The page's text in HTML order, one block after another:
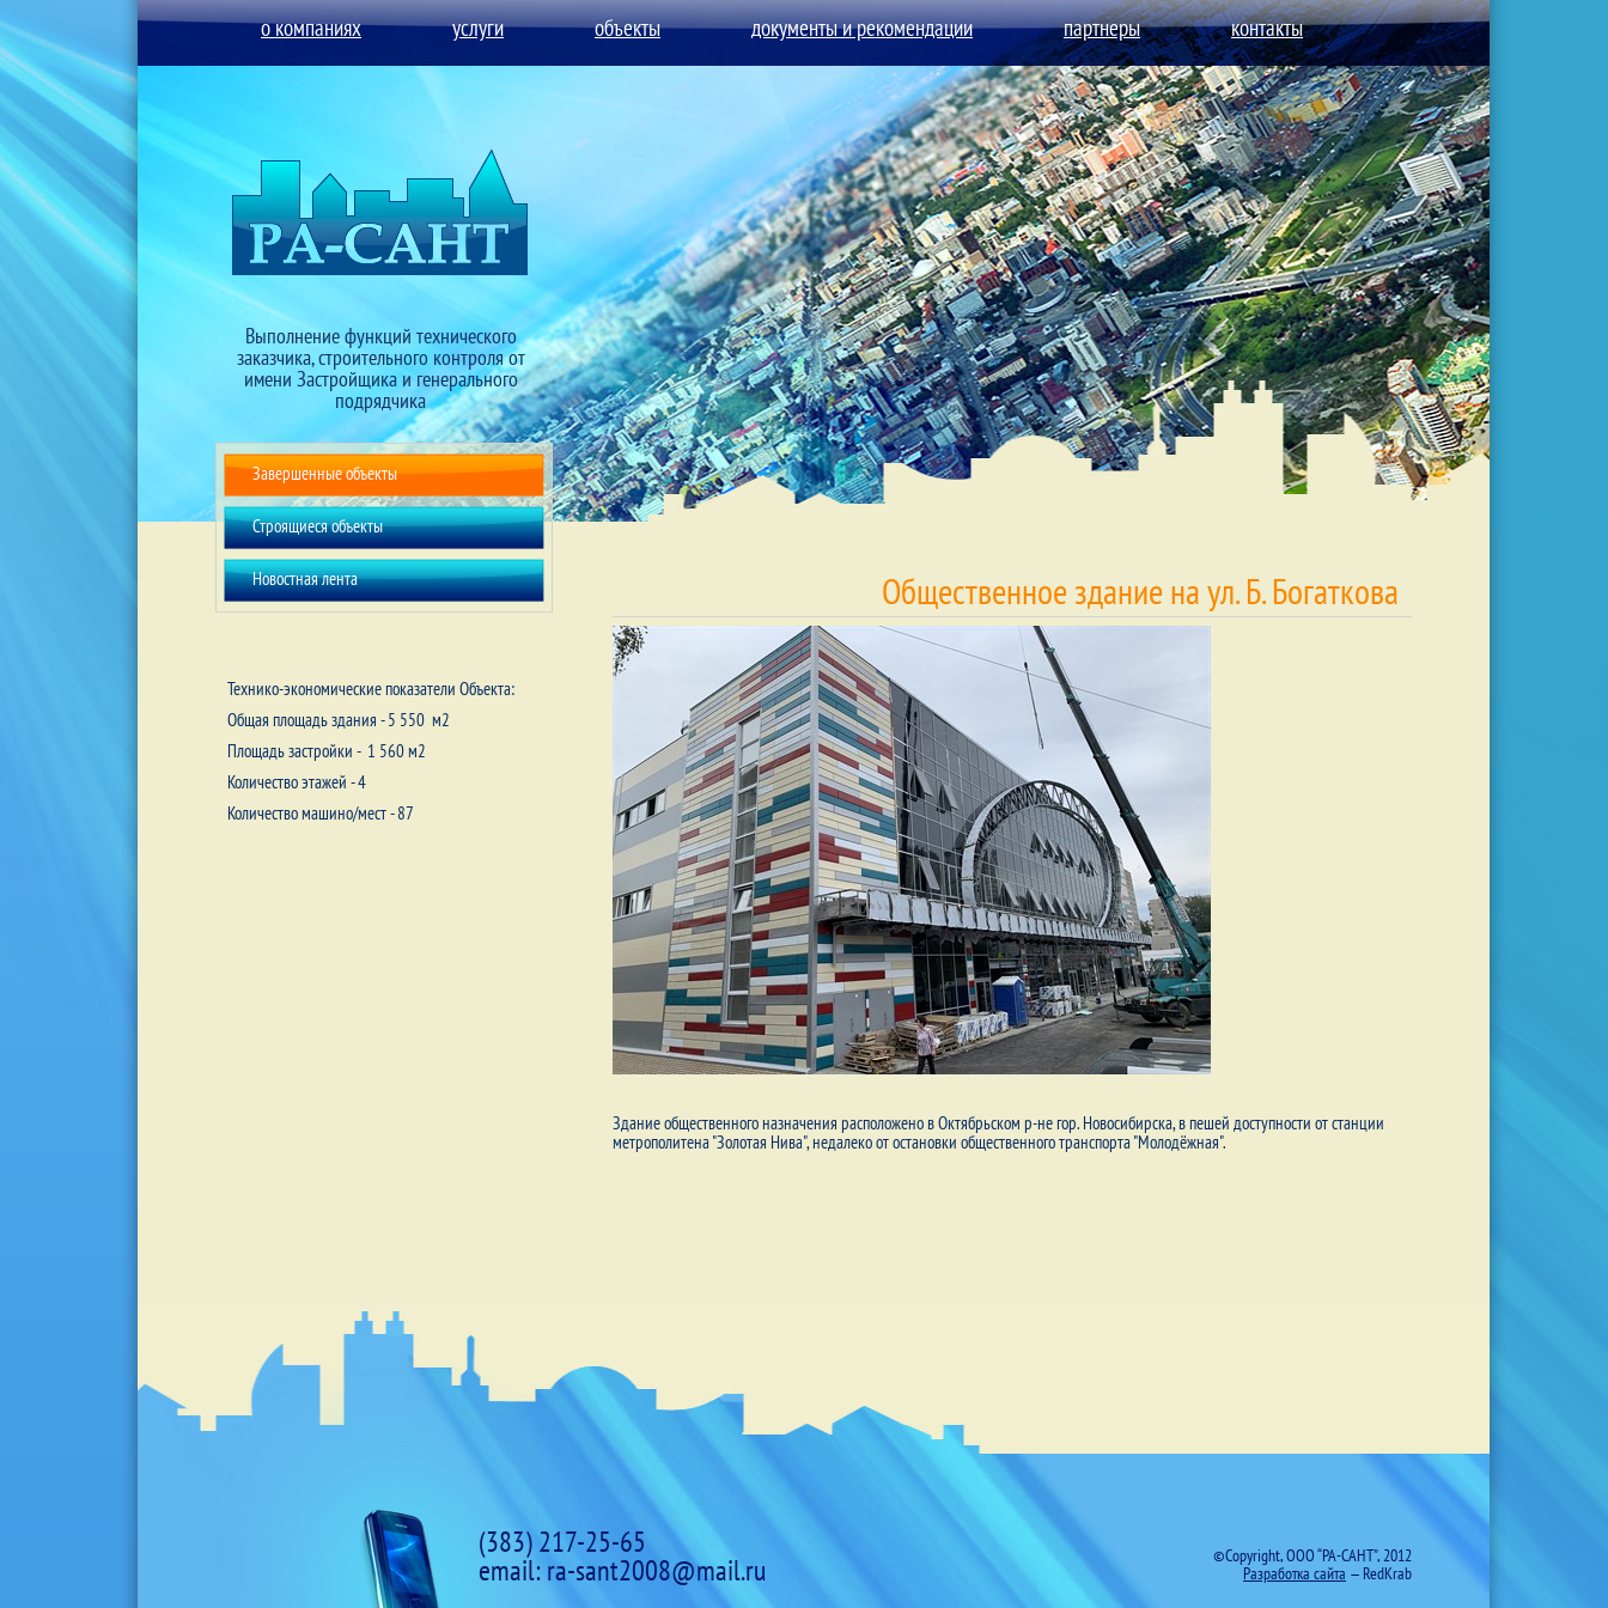
о компаниях услуги объекты документы и рекомендации партнеры контакты
Выполнение функций технического
заказчика, строительного контроля от
имени Застройщика и генерального
подрядчика
Завершенные объекты
Строящиеся объекты
Новостная лента
Технико-экономические показатели Объекта:
Общая площадь здания - 5 550 м2
Площадь застройки - 1 560 м2
Количество этажей - 4
Количество машино/мест - 87
Общественное здание на ул. Б. Богаткова
Здание общественного назначения расположено в Октябрьском р-не гор. Новосибирска, в пешей доступности от станции
метрополитена "Золотая Нива", недалеко от остановки общественного транспорта "Молодёжная".
(383) 217-25-65
email:ra-sant2008@mail.ru
©Copyright, ООО “РА-САНТ”, 2012
Разработка сайта — RedKrab